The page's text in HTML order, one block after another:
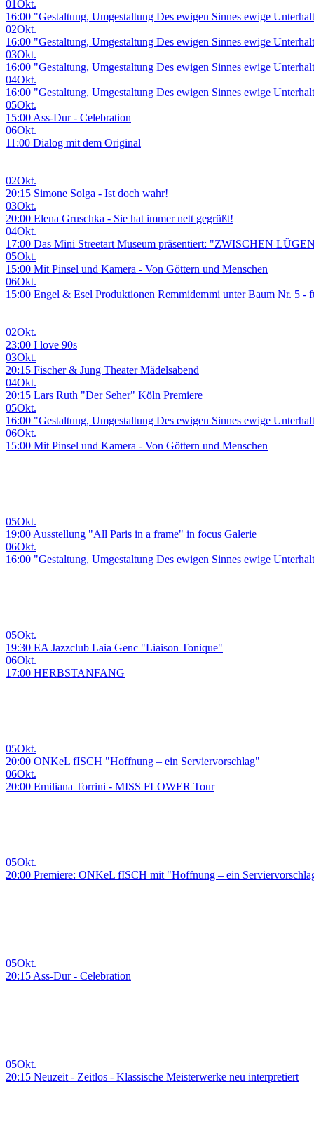
01Okt.
16:00 "Gestaltung, Umgestaltung Des ewigen Sinnes ewige
02Okt.
16:00 "Gestaltung, Umgestaltung Des ewigen Sinnes ewige
03Okt.
16:00 "Gestaltung, Umgestaltung Des ewigen Sinnes ewige
04Okt.
16:00 "Gestaltung, Umgestaltung Des ewigen Sinnes ewige
05Okt.
15:00 Ass-Dur - Celebration
06Okt.
11:00 Dialog mit dem Original
02Okt.
20:15 Simone Solga - Ist doch wahr!
03Okt.
20:00 Elena Gruschka - Sie hat immer nett gegrüßt!
04Okt.
17:00 Das Mini Streetart Museum präsentiert: "ZWISCHEN
05Okt.
15:00 Mit Pinsel und Kamera - Von Göttern und Menschen
06Okt.
15:00 Engel & Esel Produktionen Remmidemmi unter Baum Nr. 5 -
02Okt.
23:00 I love 90s
03Okt.
20:15 Fischer & Jung Theater Mädelsabend
04Okt.
20:15 Lars Ruth "Der Seher" Köln Premiere
05Okt.
16:00 "Gestaltung, Umgestaltung Des ewigen Sinnes ewige
06Okt.
15:00 Mit Pinsel und Kamera - Von Göttern und Menschen
05Okt.
19:00 Ausstellung "All Paris in a frame" in focus Galerie
06Okt.
16:00 "Gestaltung, Umgestaltung Des ewigen Sinnes ewige
05Okt.
19:30 EA Jazzclub Laia Genc "Liaison Tonique"
06Okt.
17:00 HERBSTANFANG
05Okt.
20:00 ONKeL fISCH "Hoffnung – ein Serviervorschlag"
06Okt.
20:00 Emiliana Torrini - MISS FLOWER Tour
05Okt.
20:00 Premiere: ONKeL fISCH mit "Hoffnung – ein
05Okt.
20:15 Ass-Dur - Celebration
05Okt.
20:15 Neuzeit - Zeitlos - Klassische Meisterwerke neu interpretiert